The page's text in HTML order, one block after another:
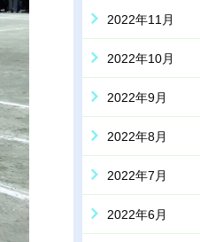
2022年11月
2022年10月
2022年9月
2022年8月
2022年7月
2022年6月